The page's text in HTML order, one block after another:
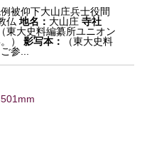
被仰下大山庄兵士役間
仏 地名： 大山庄 寺社
（東大史料編纂所ユニオン
）
影写本：
（東大史料
参...